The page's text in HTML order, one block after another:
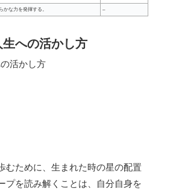
かな力を発揮する。 –
生への活かし方
むために、生まれた時の星の配置
プを読み解くことは、自分自身を